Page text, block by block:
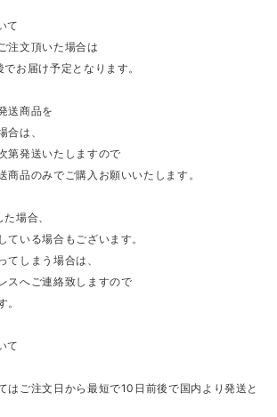
て
注文頂いた場合は
お届け予定となります。
送商品を
合は、
第発送いたしますので
商品のみでご購入お願いいたします。
場合、
ている場合もございます。
てしまう場合は、
スへご連絡致しますので
。
て
はご注文日から最短で10日前後で国内より発送と